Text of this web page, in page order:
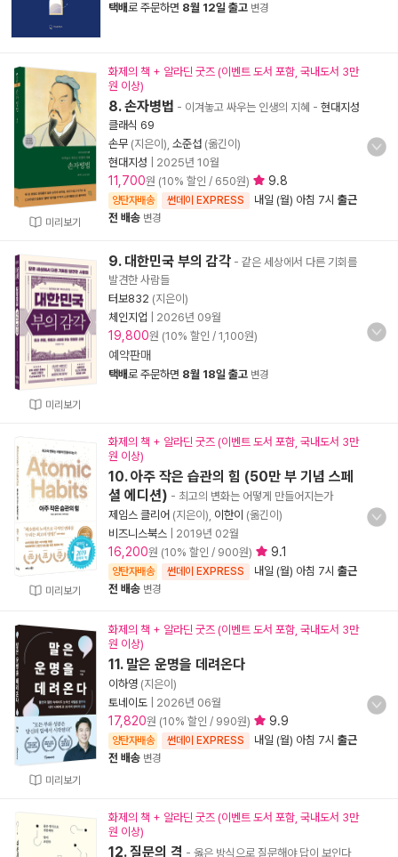
택배로 주문하면 8월 12일 출고 변경
미리보기
화제의 책 + 알라딘 굿즈 (이벤트 도서 포함, 국내도서 3만
원 이상)
8. 손자병법 - 이겨놓고 싸우는 인생의 지혜 - 현대지성
클래식 69
손무 (지은이), 소준섭 (옮긴이)
현대지성
2025년 10월
11,700원 (10% 할인 / 650원) 9.8
양탄자배송 썬데이 EXPRESS 내일 (월) 아침 7시 출근
전 배송 변경
미리보기
9. 대한민국 부의 감각 - 같은 세상에서 다른 기회를
발견한 사람들
터보832 (지은이)
체인지업
2026년 09월
19,800원 (10% 할인 / 1,100원)
예약판매
택배로 주문하면 8월 18일 출고 변경
미리보기
화제의 책 + 알라딘 굿즈 (이벤트 도서 포함, 국내도서 3만
원 이상)
10. 아주 작은 습관의 힘 (50만 부 기념 스페
셜 에디션) - 최고의 변화는 어떻게 만들어지는가
제임스 클리어 (지은이), 이한이 (옮긴이)
비즈니스북스
2019년 02월
16,200원 (10% 할인 / 900원) 9.1
양탄자배송 썬데이 EXPRESS 내일 (월) 아침 7시 출근
전 배송 변경
미리보기
화제의 책 + 알라딘 굿즈 (이벤트 도서 포함, 국내도서 3만
원 이상)
11. 말은 운명을 데려온다
이하영 (지은이)
토네이도
2026년 06월
17,820원 (10% 할인 / 990원) 9.9
양탄자배송 썬데이 EXPRESS 내일 (월) 아침 7시 출근
전 배송 변경
화제의 책 + 알라딘 굿즈 (이벤트 도서 포함, 국내도서 3만
원 이상)
12. 질문의 격 - 옳은 방식으로 질문해야 답이 보인다